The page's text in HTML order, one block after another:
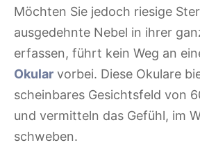
Möchten Sie jedoch riesige
ausgedehnte Nebel in ihrer
erfassen, führt kein Weg an
Okular vorbei. Diese Okulare
scheinbares Gesichtsfeld von
und vermitteln das Gefühl, im
schweben.